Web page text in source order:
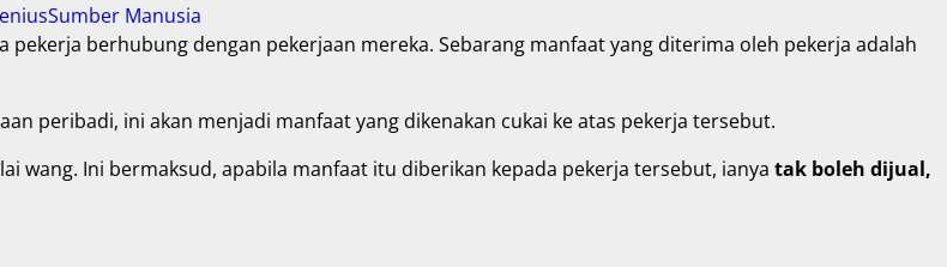
Sumber Manusia
berhubung dengan pekerjaan mereka. Sebarang manfaat yang diterima oleh pekerja adalah
peribadi, ini akan menjadi manfaat yang dikenakan cukai ke atas pekerja tersebut.
wang. Ini bermaksud, apabila manfaat itu diberikan kepada pekerja tersebut, ianya tak boleh dijual,